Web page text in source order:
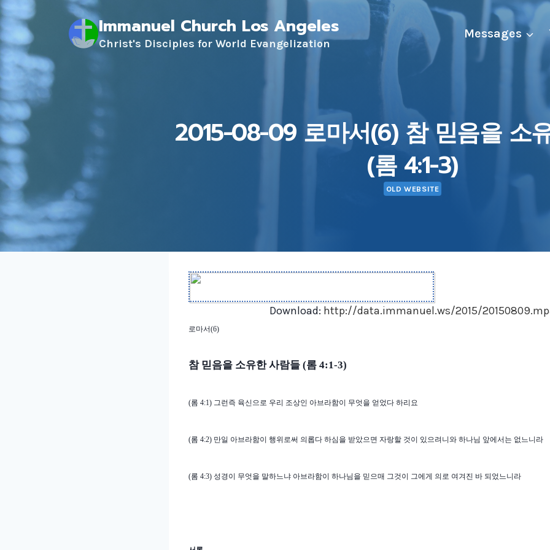
Skip
to
content
Immanuel Church Los Angeles
Christ's Disciples for World Evangelization
Messages
2015-08-09 로마서(6) 참 믿음을 소
(롬 4:1-3)
OLD WEBSITE
Download: http://data.immanuel.ws/2015/
로마서(6)
참 믿음을 소유한 사람들 (롬 4:1-3)
(롬 4:1) 그런즉 육신으로 우리 조상인 아브라함이 무엇을 얻었다 하리요
(롬 4:2) 만일 아브라함이 행위로써 의롭다 하심을 받았으면 자랑할 것이 있으려니와 하나님 앞에서는 없느니라
(롬 4:3) 성경이 무엇을 말하느냐 아브라함이 하나님을 믿으매 그것이 그에게 의로 여겨진 바 되었느니라